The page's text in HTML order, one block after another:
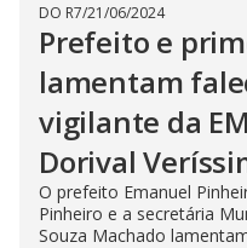
DO R7/21/06/2024
Prefeito e
lamentam
vigilante da
Dorival
O prefeito Emanuel
Pinheiro e a secretária
Souza Machado